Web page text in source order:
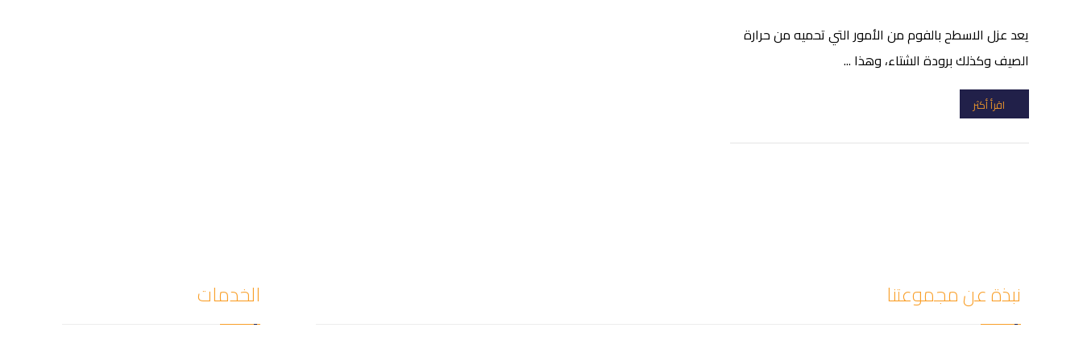
يعد عزل الاسطح بالفوم من الأمور التي تحميه من حرارة
الصيف وكذلك برودة الشتاء، وهذا ...
اقرأ أكثر
نبذة عن مجموعتنا الخدمات